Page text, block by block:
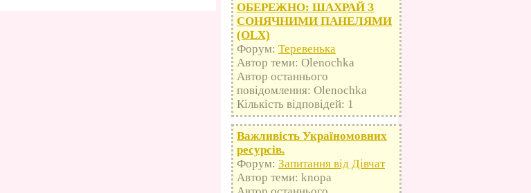
ОБЕРЕЖНО: ШАХРАЙ З
СОНЯЧНИМИ ПАНЕЛЯМИ
(OLX)
Форум: Теревенька
Автор теми: Olenochka
Автор останнього
повідомлення: Olenochka
Кількість відповідей: 1
Важливість Україномовних
ресурсів.
Форум: Запитання від Дівчат
Автор теми: knopa